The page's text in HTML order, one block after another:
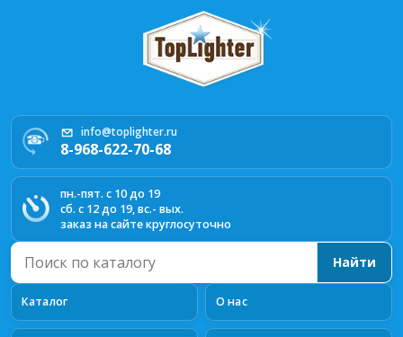
info@toplighter.ru
8-968-622-70-68
пн.-пят. с 10 до 19
сб. с 12 до 19, вс.- вых.
заказ на сайте круглосуточно
Каталог О нас
Поиск
по
каталогу
Найти